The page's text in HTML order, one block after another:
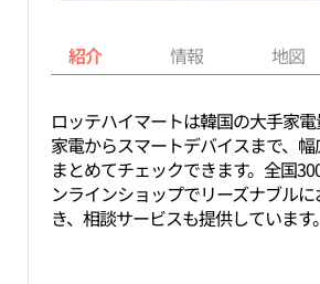
紹介 情報 地図
ロッテハイマートは韓国の大手家
家電からスマートデバイスまで、
まとめてチェックできます。全国
ンラインショップでリーズナブル
き、相談サービスも提供しています。